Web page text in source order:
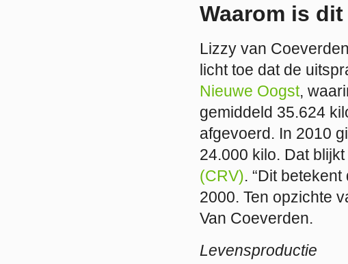
Waarom is
Lizzy van
licht toe dat de
Nieuwe Oogst,
gemiddeld 35.624
afgevoerd. In 2010
24.000 kilo. Dat
(CRV). “Dit
2000. Ten opzichte
Van Coeverden.
Levensproductie